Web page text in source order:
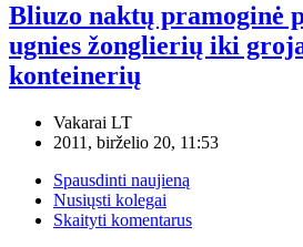
Bliuzo naktų pramoginė
ugnies žonglierių iki
konteinerių
Vakarai LT
2011, birželio 20, 11:53
Spausdinti naujieną
Nusiųsti kolegai
Skaityti komentarus